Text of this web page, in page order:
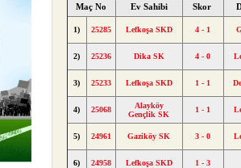
Maç No Ev Sahibi Skor
1) 25285 Lefkoşa SKD 4 - 1
2) 25236 Dika SK 4 - 0
3) 25233 Lefkoşa SKD 1 - 1
4) 25068
Alayköy
Gençlik SK
1 - 1
5) 24961 Gaziköy SK 3 - 0
6) 24958 Lefkoşa SKD 1 - 3